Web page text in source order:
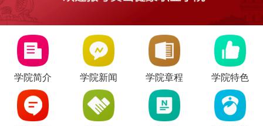
学院简介 学院新闻 学院章程 学院特色